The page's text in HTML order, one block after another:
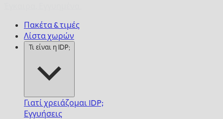
Πακέτα & τιμές
Λίστα χωρών
Τι είναι η IDP;
Γιατί χρειάζομαι IDP;
Εγγυήσεις